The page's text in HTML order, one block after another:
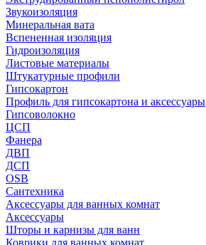
Звукоизоляция
Минеральная вата
Вспененная изоляция
Гидроизоляция
Листовые материалы
Штукатурные профили
Гипсокартон
Профиль для гипсокартона и аксессуары
Гипсоволокно
ЦСП
Фанера
ДВП
ДСП
OSB
Сантехника
Аксессуары для ванных комнат
Аксессуары
Шторы и карнизы для ванн
Коврики для ванных комнат